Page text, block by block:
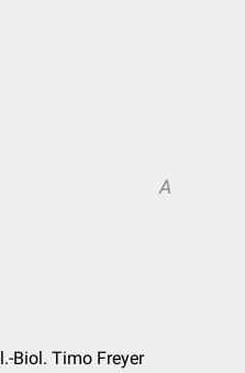
A
Biol. Timo Freyer